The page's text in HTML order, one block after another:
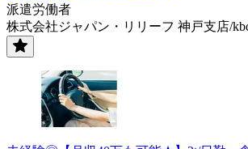
派遣労働者
株式会社ジャパン・リリーフ 神戸支店/